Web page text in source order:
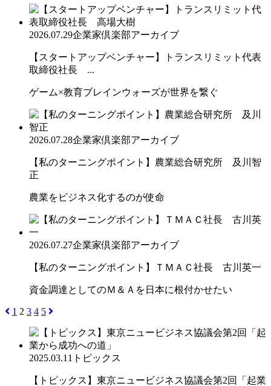
2026.07.29企業家倶楽部アーカイブ
【スタートアップベンチャー】トランスリミット代表
取締役社長 ...
ゲーム×教育ブレインウォーズが世界を繋ぐ
2026.07.28企業家倶楽部アーカイブ
【私のターニングポイント】農業総合研究所 及川智
正
農業をビジネス化するのが使命
2026.07.27企業家倶楽部アーカイブ
【私のターニングポイント】ＴＭＡＣ社長 古川英一
資金調達としてのＭ＆Ａを日本に根付かせたい
1 2 3 4 5
2025.03.11 トピックス
【トピックス】東京ニュービジネス協議会第2回「起業